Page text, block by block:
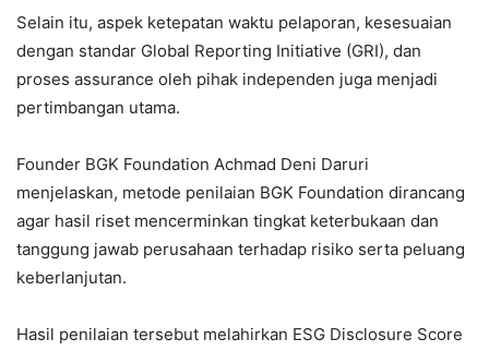
Selain itu, aspek ketepatan waktu pelaporan, kesesuaian
dengan standar Global Reporting Initiative (GRI), dan
proses assurance oleh pihak independen juga menjadi
pertimbangan utama.
Founder BGK Foundation Achmad Deni Daruri
menjelaskan, metode penilaian BGK Foundation dirancang
agar hasil riset mencerminkan tingkat keterbukaan dan
tanggung jawab perusahaan terhadap risiko serta peluang
keberlanjutan.
Hasil penilaian tersebut melahirkan ESG Disclosure Score